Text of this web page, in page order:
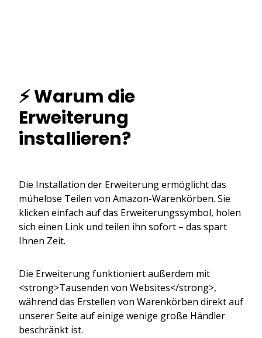
⚡ Warum die
Erweiterung
installieren?
Die Installation der Erweiterung ermöglicht das
mühelose Teilen von Amazon-Warenkörben. Sie
klicken einfach auf das Erweiterungssymbol, holen
sich einen Link und teilen ihn sofort – das spart
Ihnen Zeit.
Die Erweiterung funktioniert außerdem mit
<strong>Tausenden von Websites</strong>,
während das Erstellen von Warenkörben direkt auf
unserer Seite auf einige wenige große Händler
beschränkt ist.